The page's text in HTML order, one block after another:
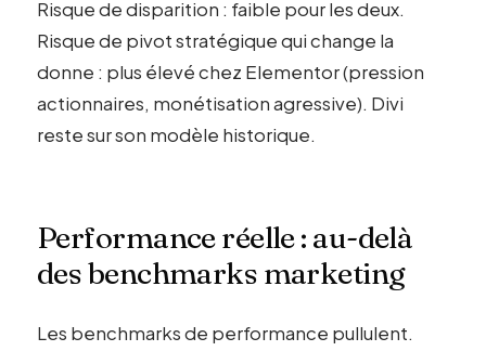
Risque de disparition : faible pour les deux.
Risque de pivot stratégique qui change la
donne : plus élevé chez Elementor (pression
actionnaires, monétisation agressive). Divi
reste sur son modèle historique.
Performance réelle : au-delà
des benchmarks marketing
Les benchmarks de performance pullulent.